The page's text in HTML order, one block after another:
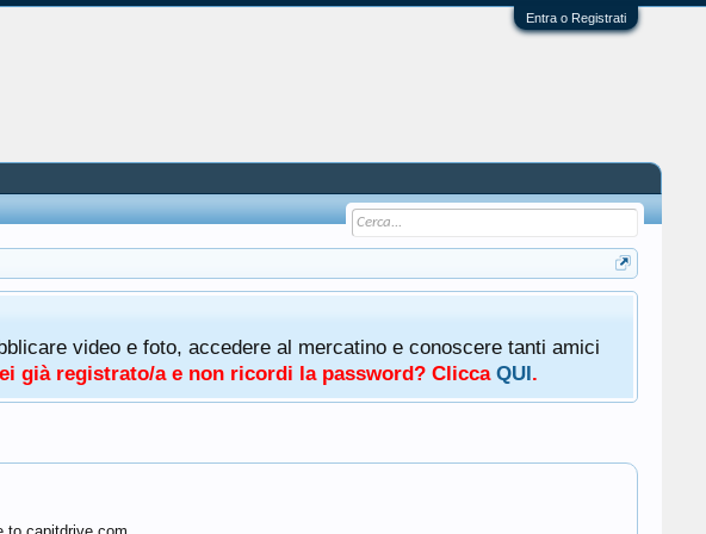
Entra o Registrati
video e foto, accedere al mercatino e conoscere tanti amici
già registrato/a e non ricordi la password? Clicca QUI.